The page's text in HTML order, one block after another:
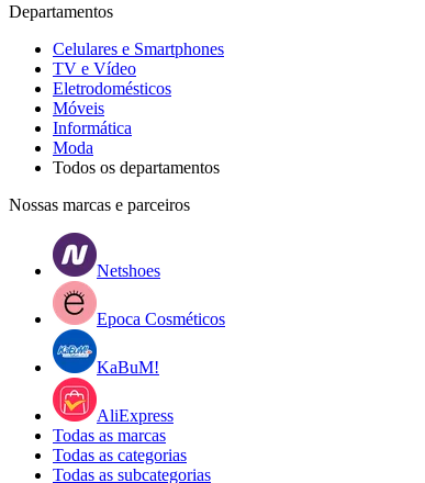
Departamentos
Celulares e Smartphones
TV e Vídeo
Eletrodomésticos
Móveis
Informática
Moda
Todos os departamentos
Nossas marcas e parceiros
Netshoes
Epoca Cosméticos
KaBuM!
AliExpress
Todas as marcas
Todas as categorias
Todas as subcategorias